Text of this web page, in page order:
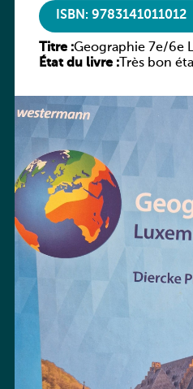
ISBN: 9783141011012
Titre :Geographie 7e/6e
Praxis
État du livre :Très bon